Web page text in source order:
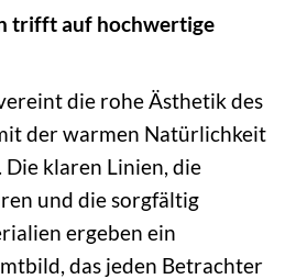
trifft auf hochwertige
die rohe Ästhetik des
der warmen Natürlichkeit
Die klaren Linien, die
und die sorgfältig
ergeben ein
das jeden Betrachter